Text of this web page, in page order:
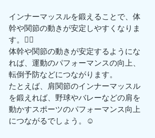
インナーマッスルを鍛えることで、体
幹や関節の動きが安定しやすくなりま
す。🙋‍♂️
体幹や関節の動きが安定するようにな
れば、運動のパフォーマンスの向上、
転倒予防などにつながります。
たとえば、肩関節のインナーマッスル
を鍛えれば、野球やバレーなどの肩を
動かすスポーツのパフォーマンス向上
につながるでしょう。☺️